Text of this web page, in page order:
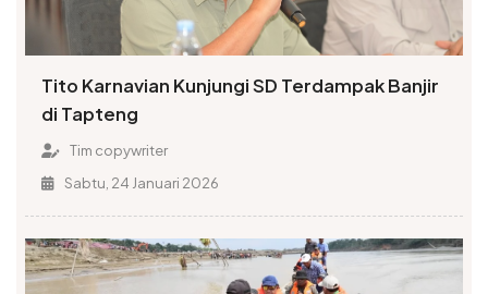
Tito Karnavian Kunjungi SD Terdampak Banjir
di Tapteng
Tim copywriter
Sabtu, 24 Januari 2026